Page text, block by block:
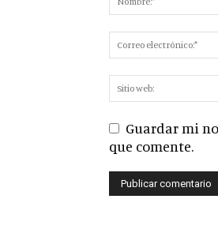
Guardar mi
que comente.